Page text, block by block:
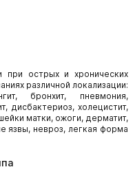
при острых и хронических
различной локализации:
бронхит, пневмония,
дисбактериоз, холецистит,
матки, ожоги, дерматит,
язвы, невроз, легкая форма